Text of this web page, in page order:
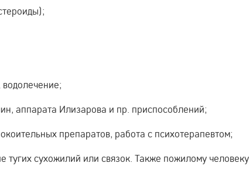
аппарата Илизарова и пр. приспособлений;
препаратов, работа с психотерапевтом;
тугих сухожилий или связок. Также пожилому